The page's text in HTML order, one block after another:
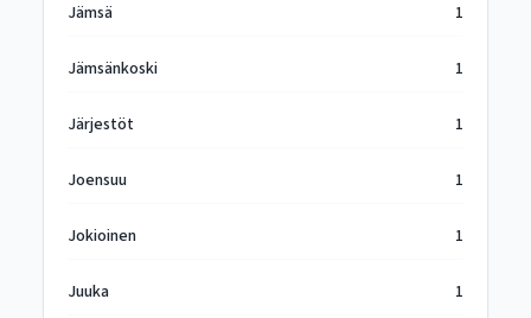
Jämsä 1
Jämsänkoski 1
Järjestöt 1
Joensuu 1
Jokioinen 1
Juuka 1